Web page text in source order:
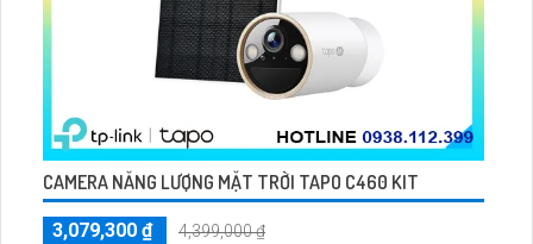
CAMERA NĂNG LƯỢNG MẶT TRỜI TAPO C460 KIT
3,079,300 ₫
4,399,000 ₫